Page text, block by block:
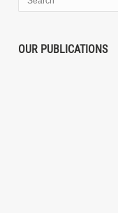
OUR PUBLICATIONS